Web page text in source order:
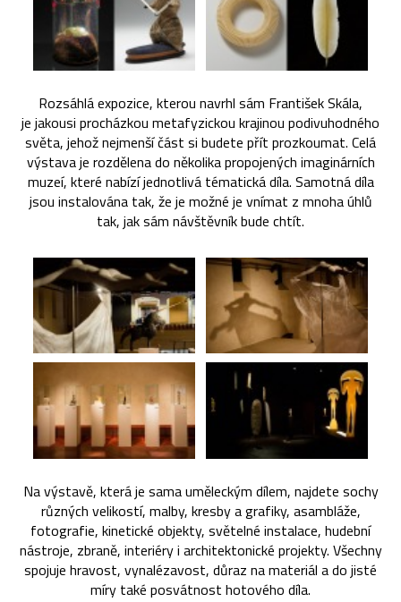
Rozsáhlá expozice, kterou navrhl sám František Skála,
je jakousi procházkou metafyzickou krajinou podivuhodného
světa, jehož nejmenší část si budete přít prozkoumat. Celá
výstava je rozdělena do několika propojených imaginárních
muzeí, které nabízí jednotlivá tématická díla. Samotná díla
jsou instalována tak, že je možné je vnímat z mnoha úhlů
tak, jak sám návštěvník bude chtít.
Na výstavě, která je sama uměleckým dílem, najdete sochy
různých velikostí, malby, kresby a grafiky, asambláže,
fotografie, kinetické objekty, světelné instalace, hudební
nástroje, zbraně, interiéry i architektonické projekty. Všechny
spojuje hravost, vynalézavost, důraz na materiál a do jisté
míry také posvátnost hotového díla.